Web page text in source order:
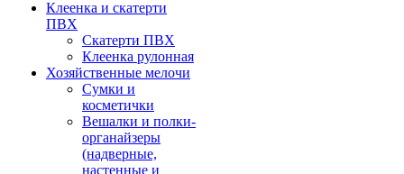
Клеенка и скатерти
ПВХ
Скатерти ПВХ
Клеенка рулонная
Хозяйственные мелочи
Сумки и
косметички
Вешалки и полки-
органайзеры
(надверные,
настенные и